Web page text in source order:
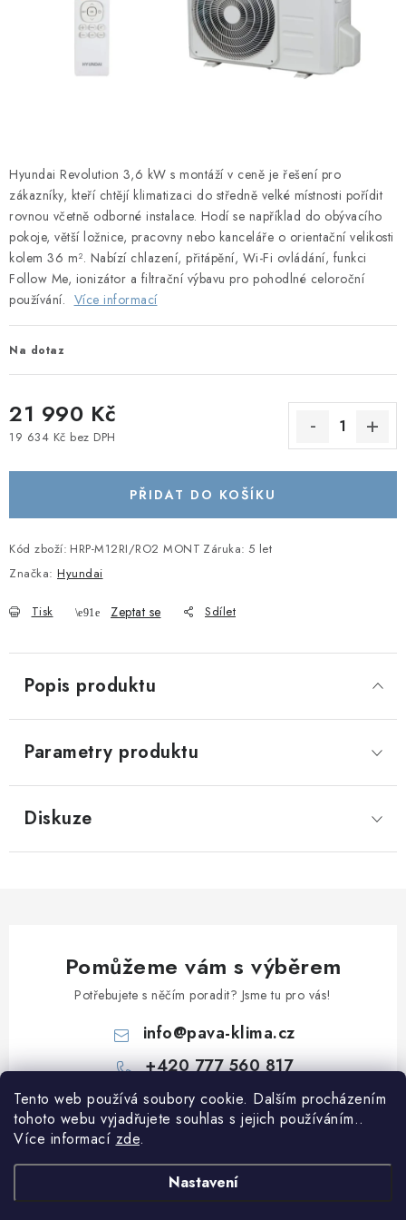
Tento web používá soubory cookie. Dalším procházením
tohoto webu vyjadřujete souhlas s jejich používáním..
Více informací zde.
Nastavení
Obchodní podmínky
Podmínky ochrany osobních údajů
Hyundai Revolution 3,6 kW s montáží v ceně je řešení pro
zákazníky, kteří chtějí klimatizaci do středně velké místnosti pořídit
rovnou včetně odborné instalace. Hodí se například do obývacího
pokoje, větší ložnice, pracovny nebo kanceláře o orientační velikosti
kolem 36 m². Nabízí chlazení, přitápění, Wi-Fi ovládání, funkci
Follow Me, ionizátor a filtrační výbavu pro pohodlné celoroční
používání. Více informací
Na dotaz
21 990 Kč
19 634 Kč bez DPH
PŘIDAT DO KOŠÍKU
Kód zboží: HRP-M12RI/RO2 MONT Záruka: 5 let
Značka: Hyundai
Tisk Zeptat se Sdílet
Popis produktu
Parametry produktu
Diskuze
Pomůžeme vám s výběrem
Potřebujete s něčím poradit? Jsme tu pro vás!
info@pava-klima.cz
+420 777 560 817
Informace pro vás